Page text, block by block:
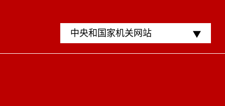
中央和国家机关网站